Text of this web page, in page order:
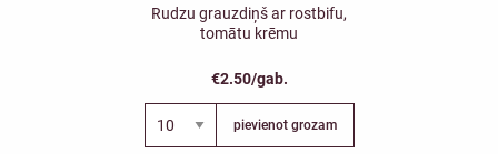
Rudzu grauzdiņš ar rostbifu,
tomātu krēmu
€2.50/gab.
pievienot grozam